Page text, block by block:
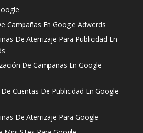
Campañas En Google Adwords
De Aterrizaje Para Publicidad En
De Campañas En Google
Cuentas De Publicidad En Google
De Aterrizaje Para Google